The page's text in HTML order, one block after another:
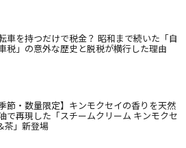
車を持つだけで税金？ 昭和まで続いた「自
税」の意外な歴史と脱税が横行した理由
季節・数量限定】キンモクセイの香りを天然
で再現した「スチームクリーム キンモクセ
茶」新登場